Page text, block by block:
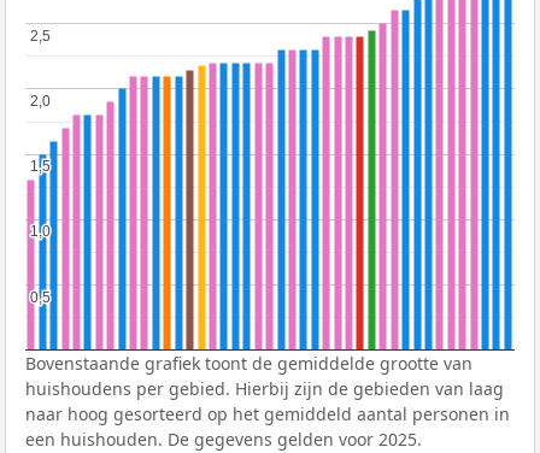
0,5
0,5
1,0
1,0
1,5
1,5
2,0
2,0
2,5
2,5
Bovenstaande grafiek toont de gemiddelde grootte van
huishoudens per gebied. Hierbij zijn de gebieden van laag
naar hoog gesorteerd op het gemiddeld aantal personen in
een huishouden. De gegevens gelden voor 2025.